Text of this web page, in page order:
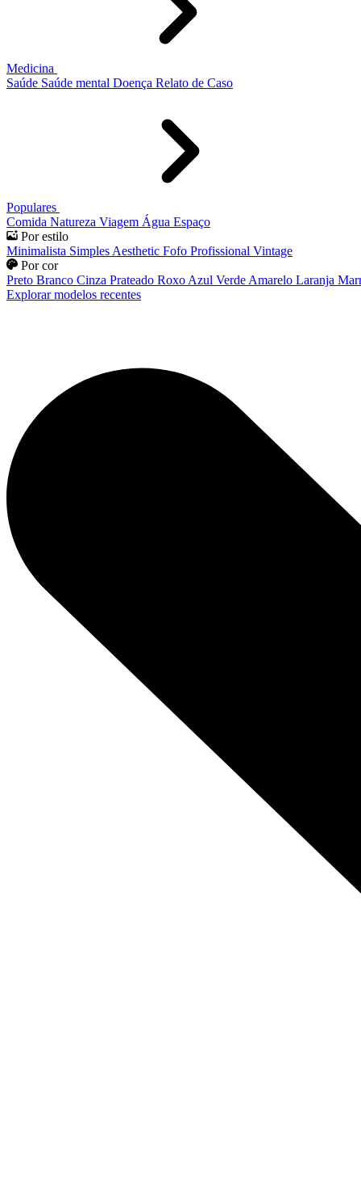
Medicina
Saúde Saúde mental Doença Relato de Caso
Populares
Comida Natureza Viagem Água Espaço
Por estilo
Minimalista Simples Aesthetic Fofo Profissional Vintage
Por cor
Preto Branco Cinza Prateado Roxo Azul Verde Amarelo Laranja
Explorar modelos recentes